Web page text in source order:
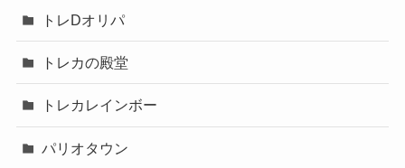
トレDオリパ
トレカの殿堂
トレカレインボー
パリオタウン